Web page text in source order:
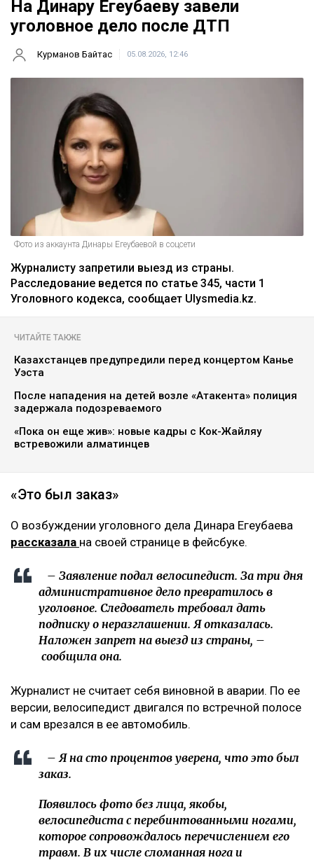
На Динару Егеубаеву завели
уголовное дело после ДТП
Курманов Байтас 05.08.2026, 12:46
Фото из аккаунта Динары Егеубаевой в соцсети
Журналисту запретили выезд из страны.
Расследование ведется по статье 345, части 1
Уголовного кодекса, сообщает Ulysmedia.kz.
ЧИТАЙТЕ ТАКЖЕ
Казахстанцев предупредили перед концертом Канье
Уэста
После нападения на детей возле «Атакента» полиция
задержала подозреваемого
«Пока он еще жив»: новые кадры с Кок-Жайляу
встревожили алматинцев
«Это был заказ»
О возбуждении уголовного дела Динара Егеубаева
рассказала на своей странице в фейсбуке.
– Заявление подал велосипедист. За три дня
административное дело превратилось в
уголовное. Следователь требовал дать
подписку о неразглашении. Я отказалась.
Наложен запрет на выезд из страны, –
сообщила она.
Журналист не считает себя виновной в аварии. По ее
версии, велосипедист двигался по встречной полосе
и сам врезался в ее автомобиль.
– Я на сто процентов уверена, что это был
заказ.
Появилось фото без лица, якобы,
велосипедиста с перебинтованными ногами,
которое сопровождалось перечислением его
травм. В их числе сломанная нога и